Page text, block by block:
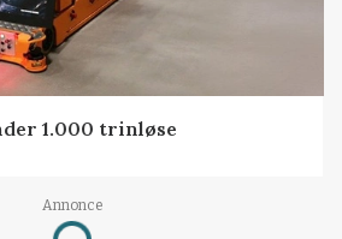
1.000 trinløse
Annonce